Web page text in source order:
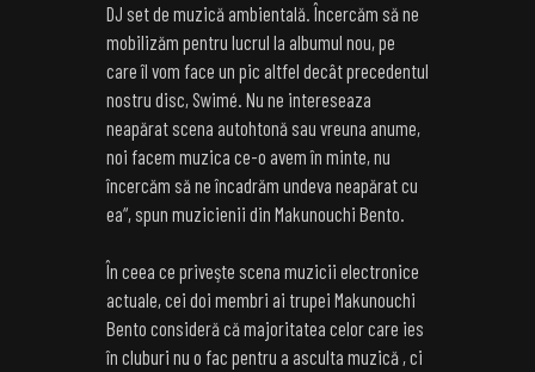
DJ set de muzică ambientală. Încercăm să ne
mobilizăm pentru lucrul la albumul nou, pe
care îl vom face un pic altfel decât precedentul
nostru disc, Swimé. Nu ne intereseaza
neapărat scena autohtonă sau vreuna anume,
noi facem muzica ce-o avem în minte, nu
încercăm să ne încadrăm undeva neapărat cu
ea“, spun muzicienii din Makunouchi Bento.
În ceea ce priveşte scena muzicii electronice
actuale, cei doi membri ai trupei Makunouchi
Bento consideră că majoritatea celor care ies
în cluburi nu o fac pentru a asculta muzică , ci